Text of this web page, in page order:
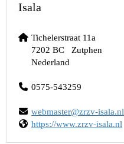
Isala
Tichelerstraat 11a
7202 BC Zutphen
Nederland
0575-543259
retsambew@zrzv-isala.nl
https://www.zrzv-isala.nl